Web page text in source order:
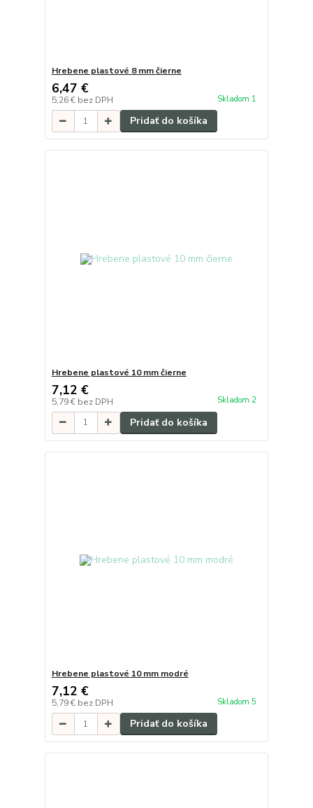
Hrebene plastové 8 mm čierne
6,47 €
5,26 € bez DPH Skladom 1
Pridať do košíka
Hrebene plastové 10 mm čierne
7,12 €
5,79 € bez DPH Skladom 2
Pridať do košíka
Hrebene plastové 10 mm modré
7,12 €
5,79 € bez DPH Skladom 5
Pridať do košíka